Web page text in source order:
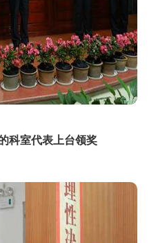
科室代表上台领奖